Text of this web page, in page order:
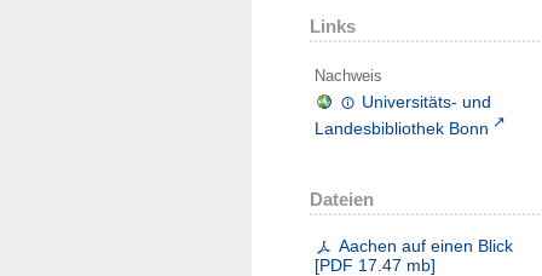
Links
Nachweis
Universitäts- und
Landesbibliothek Bonn
Dateien
Aachen auf einen Blick
[PDF 17.47 mb]